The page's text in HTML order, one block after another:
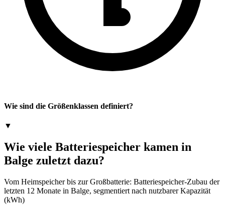
Wie sind die Größenklassen definiert?
▼
Wie viele Batteriespeicher kamen in
Balge zuletzt dazu?
Vom Heimspeicher bis zur Großbatterie: Batteriespeicher-Zubau der
letzten 12 Monate in Balge, segmentiert nach nutzbarer Kapazität
(kWh)